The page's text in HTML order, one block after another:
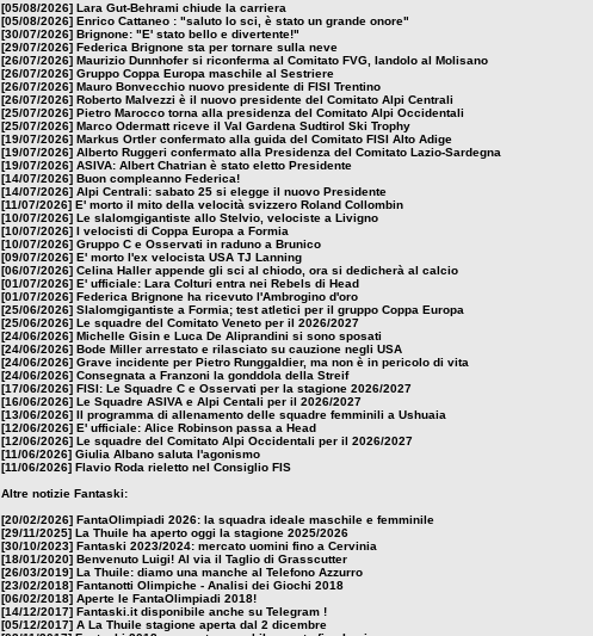
[05/08/2026] Lara Gut-Behrami chiude la carriera
[05/08/2026] Enrico Cattaneo : "saluto lo sci, è stato un grande onore"
[30/07/2026] Brignone: "E' stato bello e divertente!"
[29/07/2026] Federica Brignone sta per tornare sulla neve
[26/07/2026] Maurizio Dunnhofer si riconferma al Comitato FVG, Iandolo al Molisano
[26/07/2026] Gruppo Coppa Europa maschile al Sestriere
[26/07/2026] Mauro Bonvecchio nuovo presidente di FISI Trentino
[26/07/2026] Roberto Malvezzi è il nuovo presidente del Comitato Alpi Centrali
[25/07/2026] Pietro Marocco torna alla presidenza del Comitato Alpi Occidentali
[25/07/2026] Marco Odermatt riceve il Val Gardena Sudtirol Ski Trophy
[19/07/2026] Markus Ortler confermato alla guida del Comitato FISI Alto Adige
[19/07/2026] Alberto Ruggeri confermato alla Presidenza del Comitato Lazio-Sardegna
[19/07/2026] ASIVA: Albert Chatrian è stato eletto Presidente
[14/07/2026] Buon compleanno Federica!
[14/07/2026] Alpi Centrali: sabato 25 si elegge il nuovo Presidente
[11/07/2026] E' morto il mito della velocità svizzero Roland Collombin
[10/07/2026] Le slalomgigantiste allo Stelvio, velociste a Livigno
[10/07/2026] I velocisti di Coppa Europa a Formia
[10/07/2026] Gruppo C e Osservati in raduno a Brunico
[09/07/2026] E' morto l'ex velocista USA TJ Lanning
[06/07/2026] Celina Haller appende gli sci al chiodo, ora si dedicherà al calcio
[01/07/2026] E' ufficiale: Lara Colturi entra nei Rebels di Head
[01/07/2026] Federica Brignone ha ricevuto l'Ambrogino d'oro
[25/06/2026] Slalomgigantiste a Formia; test atletici per il gruppo Coppa Europa
[25/06/2026] Le squadre del Comitato Veneto per il 2026/2027
[24/06/2026] Michelle Gisin e Luca De Aliprandini si sono sposati
[24/06/2026] Bode Miller arrestato e rilasciato su cauzione negli USA
[24/06/2026] Grave incidente per Pietro Runggaldier, ma non è in pericolo di vita
[24/06/2026] Consegnata a Franzoni la gonddola della Streif
[17/06/2026] FISI: Le Squadre C e Osservati per la stagione 2026/2027
[16/06/2026] Le Squadre ASIVA e Alpi Centali per il 2026/2027
[13/06/2026] Il programma di allenamento delle squadre femminili a Ushuaia
[12/06/2026] E' ufficiale: Alice Robinson passa a Head
[12/06/2026] Le squadre del Comitato Alpi Occidentali per il 2026/2027
[11/06/2026] Giulia Albano saluta l'agonismo
[11/06/2026] Flavio Roda rieletto nel Consiglio FIS
Altre notizie Fantaski:
[20/02/2026] FantaOlimpiadi 2026: la squadra ideale maschile e femminile
[29/11/2025] La Thuile ha aperto oggi la stagione 2025/2026
[30/10/2023] Fantaski 2023/2024: mercato uomini fino a Cervinia
[18/01/2020] Benvenuto Luigi! Al via il Taglio di Grasscutter
[26/03/2019] La Thuile: diamo una manche al Telefono Azzurro
[23/02/2018] Fantanotti Olimpiche - Analisi dei Giochi 2018
[06/02/2018] Aperte le FantaOlimpiadi 2018!
[14/12/2017] Fantaski.it disponibile anche su Telegram !
[05/12/2017] A La Thuile stagione aperta dal 2 dicembre